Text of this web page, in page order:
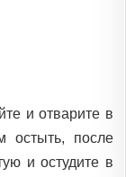
и отварите в
остыть, после
и остудите в